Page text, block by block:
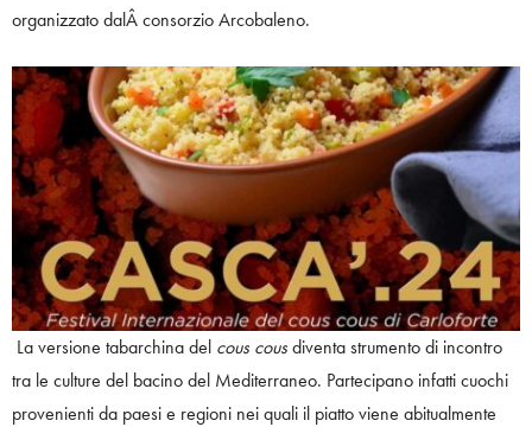
organizzato dalÂ consorzio Arcobaleno.
La versione tabarchina del cous cousdiventa strumento di incontro
tra le culture del bacino del Mediterraneo. Partecipano infatti cuochi
provenienti da paesi e regioni nei quali il piatto viene abitualmente